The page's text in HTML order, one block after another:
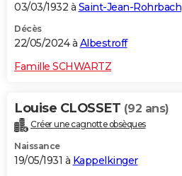
03/03/1932 à Saint-Jean-Rohrbach
Décès
22/05/2024 à Albestroff
Famille SCHWARTZ
Louise CLOSSET (92 ans)
Créer une cagnotte obsèques
Naissance
19/05/1931 à Kappelkinger